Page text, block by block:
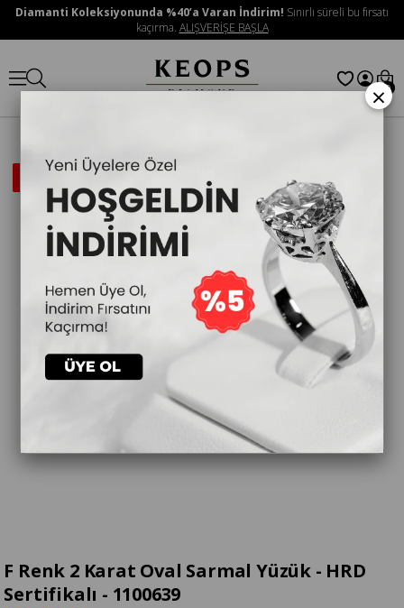
Diamanti Koleksiyonunda %40’a Varan İndirim! Sınırlı süreli bu fırsatı
kaçırma. ALIŞVERİŞE BAŞLA
0
İNDIRIMLI
F Renk 2 Karat Oval Sarmal Yüzük - HRD
Sertifikalı - 1100639
×